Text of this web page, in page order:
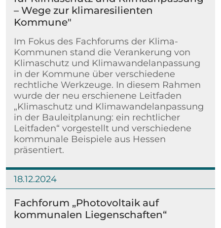
– Wege zur klimaresilienten
Kommune"
Im Fokus des Fachforums der Klima-
Kommunen stand die Verankerung von
Klimaschutz und Klimawandelanpassung
in der Kommune über verschiedene
rechtliche Werkzeuge. In diesem Rahmen
wurde der neu erschienene Leitfaden
„Klimaschutz und Klimawandelanpassung
in der Bauleitplanung: ein rechtlicher
Leitfaden“ vorgestellt und verschiedene
kommunale Beispiele aus Hessen
präsentiert.
18.12.2024
Fachforum „Photovoltaik auf
kommunalen Liegenschaften“